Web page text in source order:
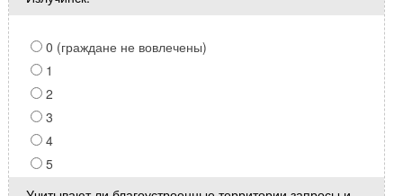
0 (граждане не вовлечены)
1
2
3
4
5